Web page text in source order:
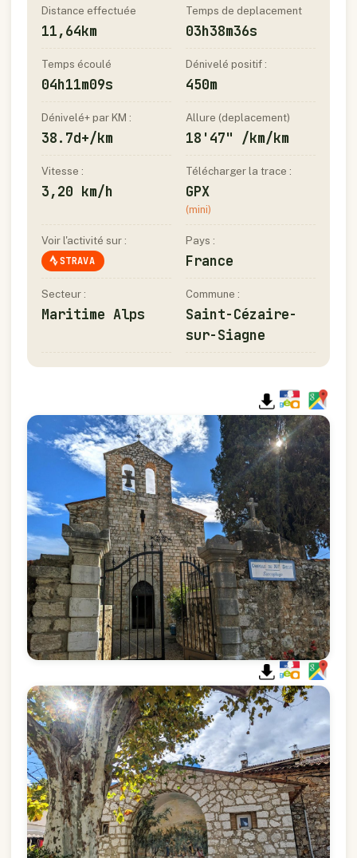
Distance effectuée
11,64km
Temps de deplacement
03h38m36s
Temps écoulé
04h11m09s
Dénivelé positif :
450m
Dénivelé+ par KM :
38.7d+/km
Allure (deplacement)
18'47" /km/km
Vitesse :
3,20 km/h
Télécharger la trace :
GPX
(mini)
Voir l'activité sur :
STRAVA
Pays :
France
Secteur :
Maritime Alps
Commune :
Saint-Cézaire-
sur-Siagne